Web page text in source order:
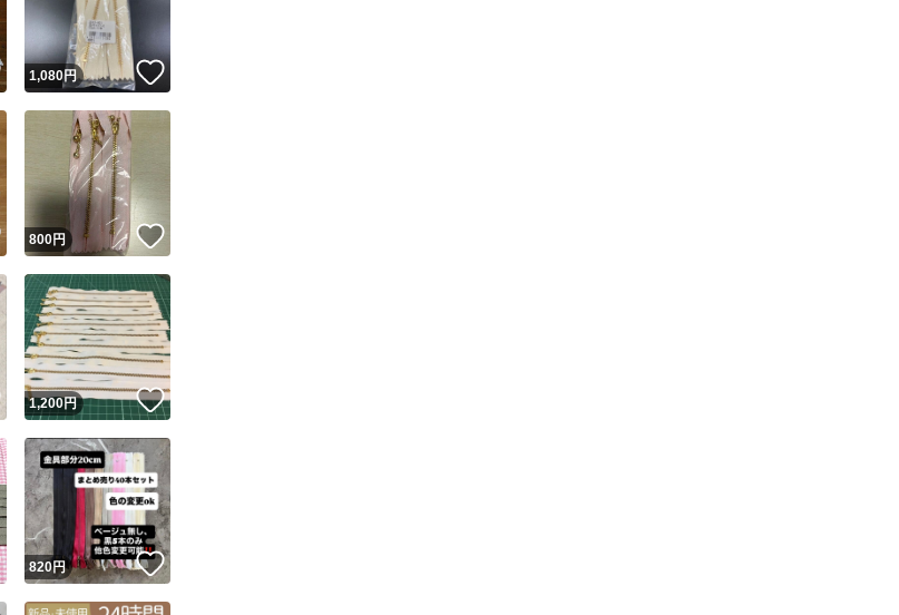
ユーザーの実績について
の基準を満たしたユーザーにバッジを付与しています
Yahoo!フリマの基準をクリアした安心・安全なユーザーです
このユーザーはYahoo!フリマの取引を完了させた実績があります
このユーザーは他フリマサービスでの取引実績があります
表示であり、発送を保証しているものではありません
このユーザーは高頻度で24時間以内＆設定した発送日数内に発送してい
ます
このユーザーは高頻度で24時間以内に発送しています
この商品の情報をコピーします
載は禁止
されています
つき1回です
出品ページへ
キャンセル
いいね！
1,080円
いいね！
800円
いいね！
1,200円 いいね！
いいね！
820円 いいね！